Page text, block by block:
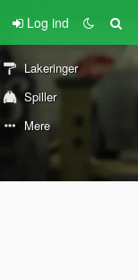
Log ind
Lakeringer
Spiller
Mere